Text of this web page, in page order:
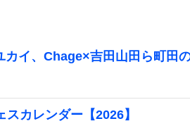
イ、Chage×吉田山田ら町田
カレンダー【2026】